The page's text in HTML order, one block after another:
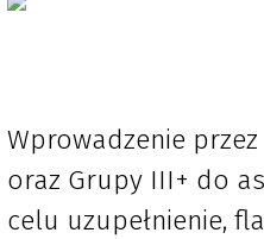
Wprowadzenie
oraz Grupy III+ do
celu uzupełnienie,